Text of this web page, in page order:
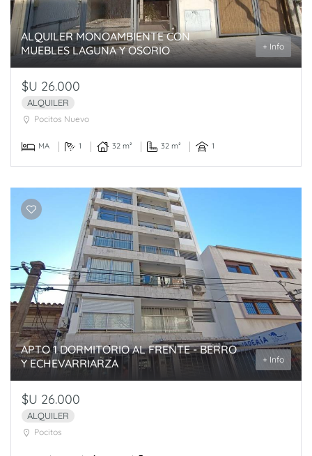
ALQUILER MONOAMBIENTE CON
MUEBLES LAGUNA Y OSORIO
+ Info
$U 26.000
ALQUILER
Pocitos Nuevo
MA 1 32 m² 32 m² 1
APTO 1 DORMITORIO AL FRENTE - BERRO
Y ECHEVARRIARZA
+ Info
$U 26.000
ALQUILER
Pocitos